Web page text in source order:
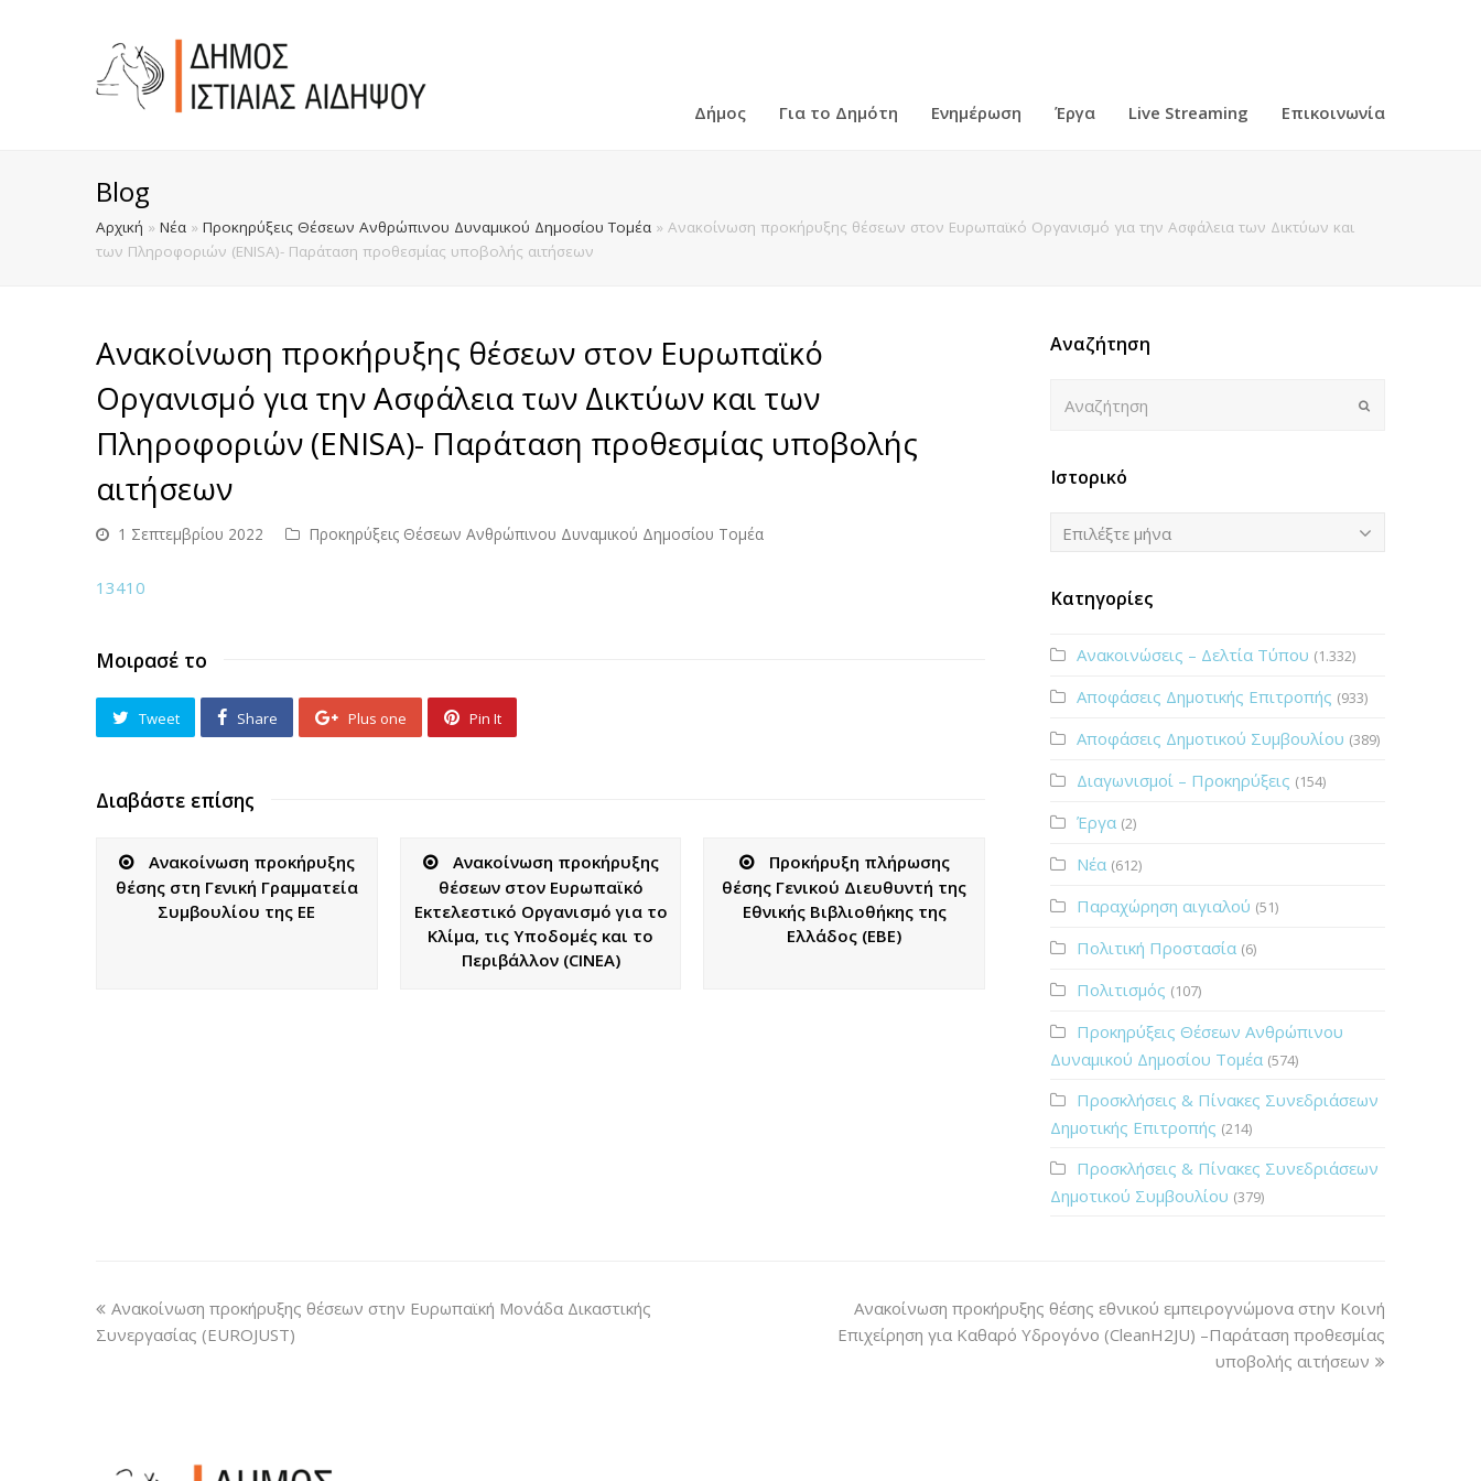
Δήμος Για το Δημότη Ενημέρωση Έργα Live Streaming Επικοινωνία
Blog
Αρχική » Νέα » Προκηρύξεις Θέσεων Ανθρώπινου Δυναμικού Δημοσίου Τομέα » Ανακοίνωση προκήρυξης θέσεων στον Ευρωπαϊκό Οργανισμό για την Ασφάλεια των Δικτύων και
των Πληροφοριών (ENISA)- Παράταση προθεσμίας υποβολής αιτήσεων
Ανακοίνωση προκήρυξης θέσεων στον Ευρωπαϊκό
Οργανισμό για την Ασφάλεια των Δικτύων και των
Πληροφοριών (ENISA)- Παράταση προθεσμίας υποβολής
αιτήσεων
1 Σεπτεμβρίου 2022 Προκηρύξεις Θέσεων Ανθρώπινου Δυναμικού Δημοσίου Τομέα
13410
Μοιρασέ το
Tweet Share Plus one Pin It
Διαβάστε επίσης
Ανακοίνωση προκήρυξης
θέσης στη Γενική Γραμματεία
Συμβουλίου της ΕΕ
Ανακοίνωση προκήρυξης
θέσεων στον Ευρωπαϊκό
Εκτελεστικό Οργανισμό για το
Κλίμα, τις Υποδομές και το
Περιβάλλον (CINEA)
Προκήρυξη πλήρωσης
θέσης Γενικού Διευθυντή της
Εθνικής Βιβλιοθήκης της
Ελλάδος (ΕΒΕ)
Αναζήτηση
Ιστορικό
Ιστορικό
Επιλέξτε μήνα
Κατηγορίες
Ανακοινώσεις – Δελτία Τύπου (1.332)
Αποφάσεις Δημοτικής Επιτροπής (933)
Αποφάσεις Δημοτικού Συμβουλίου (389)
Διαγωνισμοί – Προκηρύξεις (154)
Έργα (2)
Νέα (612)
Παραχώρηση αιγιαλού (51)
Πολιτική Προστασία (6)
Πολιτισμός (107)
Προκηρύξεις Θέσεων Ανθρώπινου
Δυναμικού Δημοσίου Τομέα (574)
Προσκλήσεις & Πίνακες Συνεδριάσεων
Δημοτικής Επιτροπής (214)
Προσκλήσεις & Πίνακες Συνεδριάσεων
Δημοτικού Συμβουλίου (379)
Ανακοίνωση προκήρυξης θέσεων στην Ευρωπαϊκή Μονάδα Δικαστικής
Συνεργασίας (EUROJUST)
Ανακοίνωση προκήρυξης θέσης εθνικού εμπειρογνώμονα στην Κοινή
Επιχείρηση για Kαθαρό Yδρογόνο (CleanH2JU) –Παράταση προθεσμίας
υποβολής αιτήσεων